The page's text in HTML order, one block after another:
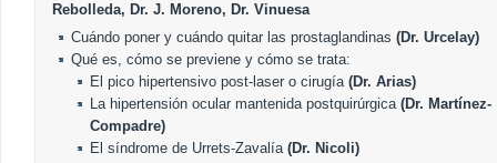
Rebolleda, Dr. J. Moreno, Dr. Vinuesa
Cuándo poner y cuándo quitar las prostaglandinas (Dr. Urcelay)
Qué es, cómo se previene y cómo se trata:
El pico hipertensivo post-laser o cirugía (Dr. Arias)
La hipertensión ocular mantenida postquirúrgica (Dr. Martínez-
Compadre)
El síndrome de Urrets-Zavalía (Dr. Nicoli)